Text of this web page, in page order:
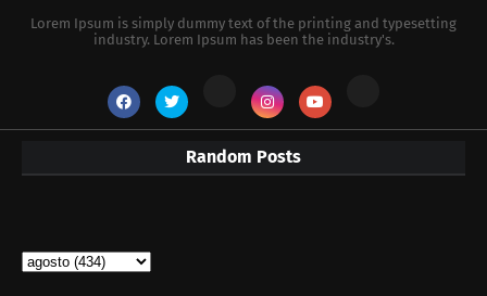
Lorem Ipsum is simply dummy text of the printing and typesetting
industry. Lorem Ipsum has been the industry's.
Random Posts